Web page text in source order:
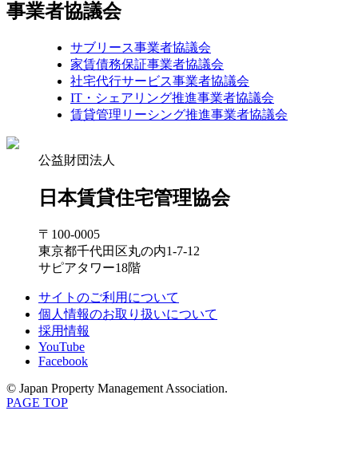
事業者協議会
サブリース事業者協議会
家賃債務保証事業者協議会
社宅代行サービス事業者協議会
IT・シェアリング推進事業者協議会
賃貸管理リーシング推進事業者協議会
公益財団法人
日本賃貸住宅管理協会
〒100-0005
東京都千代田区丸の内1-7-12
サピアタワー18階
サイトのご利用について
個人情報のお取り扱いについて
採用情報
YouTube
Facebook
© Japan Property Management Association.
PAGE TOP